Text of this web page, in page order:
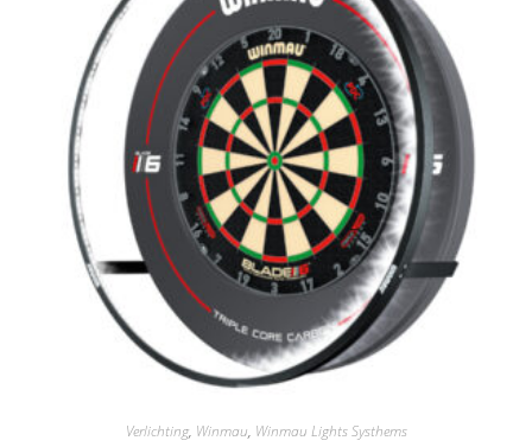
Verlichting, Winmau, Winmau Lights Systhems